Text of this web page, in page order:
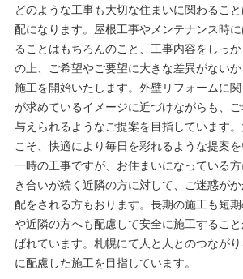
どのような工事も大切な住まいに関わるこ
配になります。屋根工事やメンテナンス時
ることはもちろんのこと、工事内容をしっ
の上、ご希望やご要望に大きな差異がない
施工を開始いたします。外壁リフォームに
が求めているイメージに近づけながらも、
与えられるようなご提案を目指しています
こそ、快適により毎日を彩れるような提案を
一時の工事ですが、お住まいになっている
き合いが続く近隣の方に対して、ご迷惑が
配をされる方もおります。長期の施工も短
や近隣の方へも配慮して安全に施工するこ
ばれています。札幌にて人と人とのつなが
に配慮した施工を目指しています。